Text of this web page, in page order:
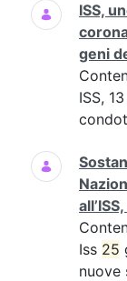
ISS,
geni
ISS,
Iss 25
nuove